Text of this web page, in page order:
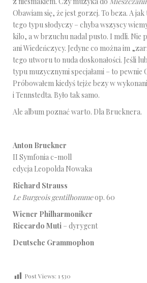
Obawiam się, że jest gorzej. To beza. A
tego typu słodyczy – chyba wszyscy
kilo, a w brzuchu nadal pusto. I mdli. Nie
ani Wiedeńczycy. Jedyne co można im
tego utworu to nuda doskonałości. Jeśli
typu muzycznymi specjałami – to pewnie
Próbowałem kiedyś tejże bezy w
i Tennstedta. Było tak samo.
Ale album poznać warto. Dla Brucknera.
Anton Bruckner
II Symfonia c-moll
edycja Leopolda Nowaka
Richard Strauss
Le Burgeois gentilhommeop. 60
Wiener Philharmoniker
Riccardo Muti – dyrygent
Deutsche Grammophon
Post Views: 1 530